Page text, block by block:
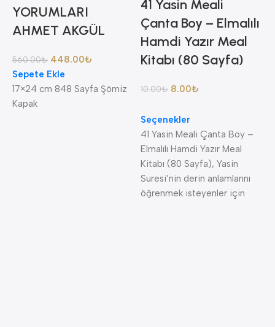
YORUMLARI
AHMET AKGÜL
560.00₺ 448.00₺
Sepete Ekle
17×24 cm 848 Sayfa Şömiz
Kapak
41 Yasin Meali
Çanta Boy – Elmalılı
Hamdi Yazır Meal
Kitabı (80 Sayfa)
10.00₺ 8.00₺
Seçenekler
41 Yasin Meali Çanta Boy –
Elmalılı Hamdi Yazır Meal
Kitabı (80 Sayfa), Yasin
Suresi’nin derin anlamlarını
öğrenmek isteyenler için